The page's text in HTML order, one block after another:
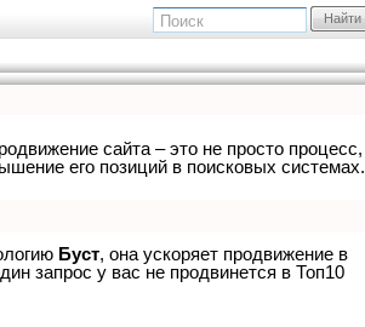
Найти
сайта – это не просто процесс,
его позиций в поисковых системах.
Буст, она ускоряет продвижение в
запрос у вас не продвинется в Топ10